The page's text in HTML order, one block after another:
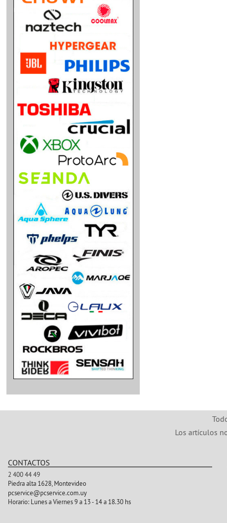
Los artículos
CONTACTOS
2 400 44 49
Piedra alta 1628, Montevideo
pcservice@pcservice.com.uy
Horario: Lunes a Viernes 9 a 13 - 14 a 18.30 hs